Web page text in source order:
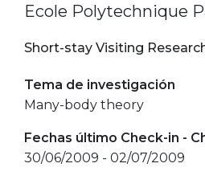
Ecole Polytechnique
Short-stay Visiting
Tema de investigación
Many-body theory
Fechas último Check-in -
30/06/2009 - 02/07/2009